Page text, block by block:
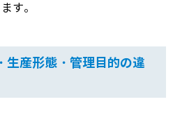
す。
生産形態・管理目的の違